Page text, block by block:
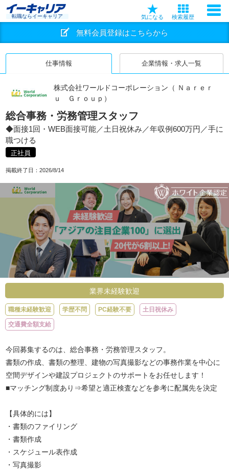
転職ならイーキャリア 気になる 検索履歴
無料会員登録はこちらから
仕事情報 企業情報・求人一覧
株式会社ワールドコーポレーション（ Ｎａｒｅｒ
ｕ Ｇｒｏｕｐ）
総合事務・労務管理スタッフ
◆面接1回・WEB面接可能／土日祝休み／年収例600万円／手に
職つける
正社員
掲載終了日： 2026/8/14
業界未経験歓迎
職種未経験歓迎 学歴不問 PC経験不要 土日祝休み
交通費全額支給
今回募集するのは、総合事務・労務管理スタッフ。
書類の作成、書類の整理、建物の写真撮影などの事務作業を中心に
空間デザインや建設プロジェクトのサポートをお任せします！
■マッチング制度あり⇒希望と適正検査などを参考に配属先を決定
【具体的には】
・書類のファイリング
・書類作成
・スケジュール表作成
・写真撮影